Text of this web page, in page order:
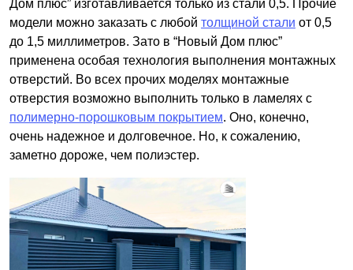
Дом плюс” изготавливается только из стали 0,5. Прочие
модели можно заказать с любой толщиной стали от 0,5
до 1,5 миллиметров. Зато в “Новый Дом плюс”
применена особая технология выполнения монтажных
отверстий. Во всех прочих моделях монтажные
отверстия возможно выполнить только в ламелях с
полимерно-порошковым покрытием. Оно, конечно,
очень надежное и долговечное. Но, к сожалению,
заметно дороже, чем полиэстер.